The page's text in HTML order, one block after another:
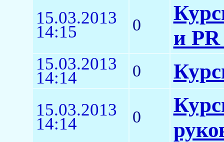
15.03.2013
14:15 0
и
15.03.2013
14:14 0
15.03.2013
14:14 0